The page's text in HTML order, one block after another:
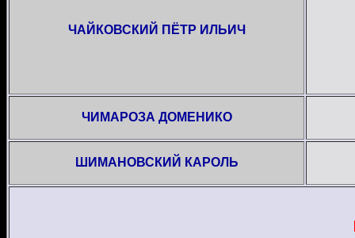
ЧАЙКОВСКИЙ ПЁТР ИЛЬИЧ
ЧИМАРОЗА ДОМЕНИКО
ШИМАНОВСКИЙ КАРОЛЬ